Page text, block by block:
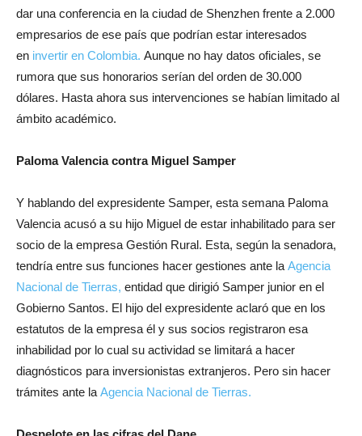
dar una conferencia en la ciudad de Shenzhen frente a 2.000
empresarios de ese país que podrían estar interesados
en invertir en Colombia. Aunque no hay datos oficiales, se
rumora que sus honorarios serían del orden de 30.000
dólares. Hasta ahora sus intervenciones se habían limitado al
ámbito académico.
Paloma Valencia contra Miguel Samper
Y hablando del expresidente Samper, esta semana Paloma
Valencia acusó a su hijo Miguel de estar inhabilitado para ser
socio de la empresa Gestión Rural. Esta, según la senadora,
tendría entre sus funciones hacer gestiones ante la Agencia
Nacional de Tierras, entidad que dirigió Samper junior en el
Gobierno Santos. El hijo del expresidente aclaró que en los
estatutos de la empresa él y sus socios registraron esa
inhabilidad por lo cual su actividad se limitará a hacer
diagnósticos para inversionistas extranjeros. Pero sin hacer
trámites ante la Agencia Nacional de Tierras.